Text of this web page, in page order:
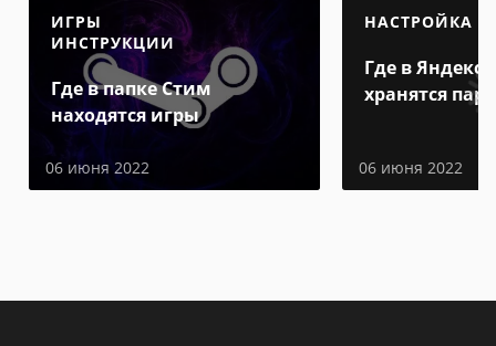
ИГРЫ
ИНСТРУКЦИИ
Где в папке Стим
находятся игры
06 июня 2022
НАСТРОЙКА
Где в Яндекс
хранятся
06 июня 2022